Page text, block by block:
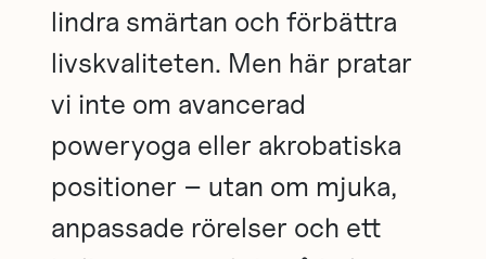
lindra smärtan och förbättra
livskvaliteten. Men här pratar
vi inte om avancerad
poweryoga eller akrobatiska
positioner – utan om mjuka,
anpassade rörelser och ett